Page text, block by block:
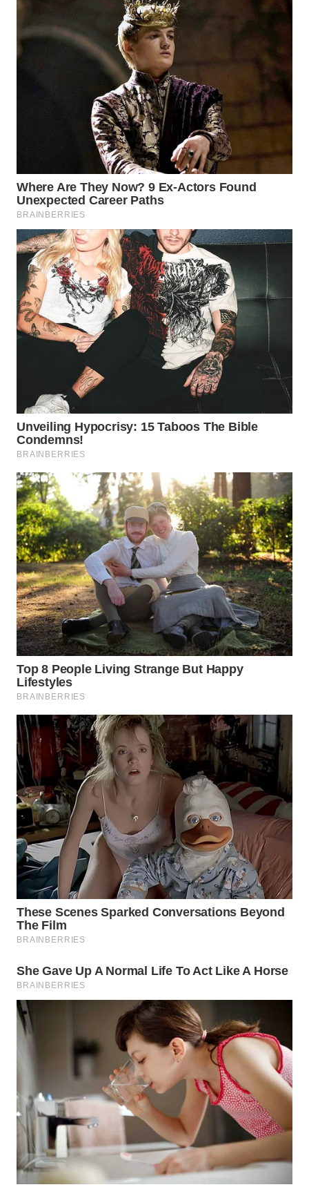
SERDANG
WN
TEBING
TINGGI
WN
PAKPAK
WN
KARAWANG
BEKASI
WN
BOGOR
WN
DEPOK
WN
TAPANULI
UTARA
WN
SAMOSIR
WN
PADANG
LAWAS
WN
SUMEDANG
WN
CIANJUR
WN
KEPULAUAN
SERIBU
WN
TANGERANG
WN
WN
CIREBON
INDRAMAYU
WN
KUNINGAN
WN
MAJALENGKA